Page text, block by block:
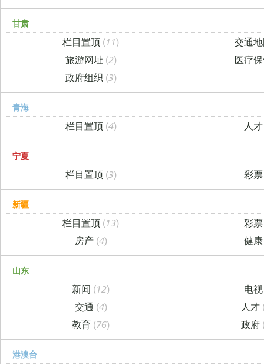
甘肃
栏目置顶 (11)
交通
旅游网址 (2)
医疗
政府组织 (3)
青海
栏目置顶 (4) 人
宁夏
栏目置顶 (3) 彩
新疆
栏目置顶 (13)
彩
房产 (4) 健
山东
新闻 (12)
电
交通 (4) 人才
教育 (76) 政府
港澳台